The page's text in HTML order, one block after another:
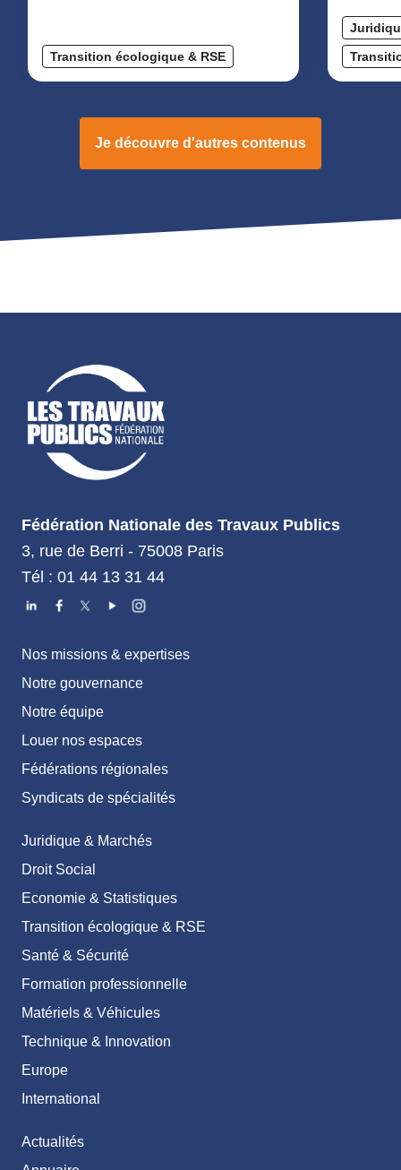
Transition écologique & RSE
Je découvre d'autres contenus
Fédération Nationale des Travaux Publics
3, rue de Berri - 75008 Paris
Tél : 01 44 13 31 44
Nos missions & expertises
Notre gouvernance
Notre équipe
Louer nos espaces
Fédérations régionales
Syndicats de spécialités
Juridique & Marchés
Droit Social
Economie & Statistiques
Transition écologique & RSE
Santé & Sécurité
Formation professionnelle
Matériels & Véhicules
Technique & Innovation
Europe
International
Actualités